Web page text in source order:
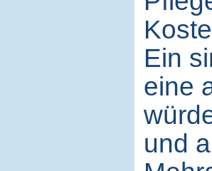
Ein
eine
und